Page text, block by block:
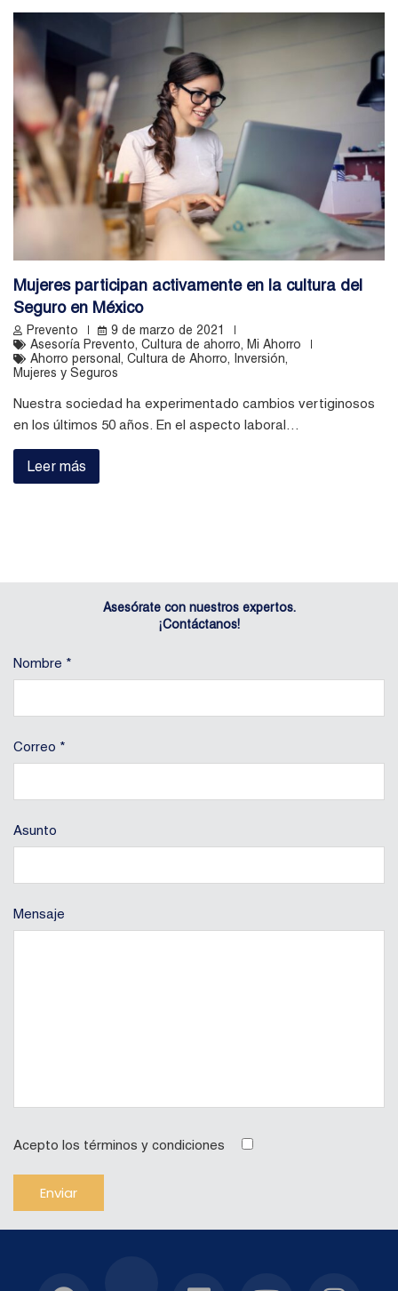
Mujeres participan activamente en la cultura del
Seguro en México
Prevento
9 de marzo de 2021
Asesoría Prevento, Cultura de ahorro, Mi Ahorro
Ahorro personal , Cultura de Ahorro, Inversión,
Mujeres y Seguros
Nuestra sociedad ha experimentado cambios vertiginosos
en los últimos 50 años. En el aspecto laboral…
Leer más
Asesórate con nuestros expertos.
¡Contáctanos!
Nombre *
Correo *
Asunto
Mensaje
Acepto los términos y condiciones